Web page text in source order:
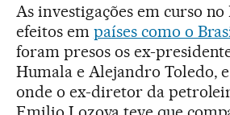
As investigações em curso
efeitos em países como o
foram presos os ex-
Humala e Alejandro Toledo,
onde o ex-diretor da